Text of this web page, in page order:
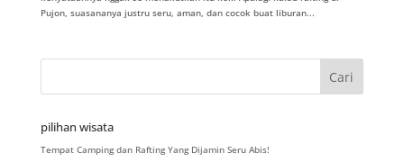
Pujon, suasananya justru seru, aman, dan cocok buat liburan...
pilihan wisata
Tempat Camping dan Rafting Yang Dijamin Seru Abis!